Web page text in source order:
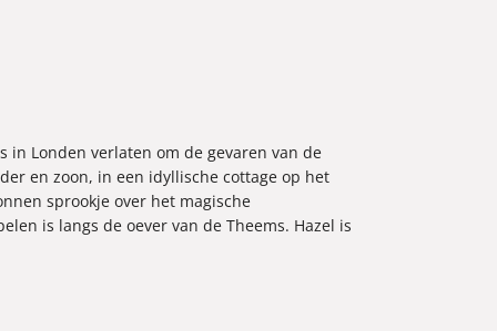
in Londen verlaten om de gevaren van de
en zoon, in een idyllische cottage op het
sprookje over het magische
is langs de oever van de Theems. Hazel is